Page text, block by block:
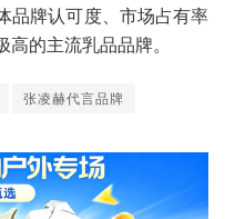
品牌认可度、市场占有率
的主流乳品品牌。
张凌赫代言品牌